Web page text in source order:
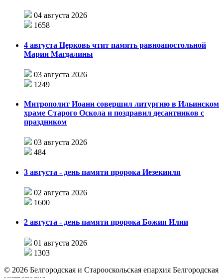
04 августа 2026
1658
4 августа Церковь чтит память равноапостольной
Марии Магдалины
03 августа 2026
1249
Митрополит Иоанн совершил литургию в Ильинском
храме Старого Оскола и поздравил десантников с
праздником
03 августа 2026
484
3 августа - день памяти пророка Иезекииля
02 августа 2026
1600
2 августа - день памяти пророка Божия Илии
01 августа 2026
1303
© 2026 Белгородская и Старооскольская епархия Белгородская